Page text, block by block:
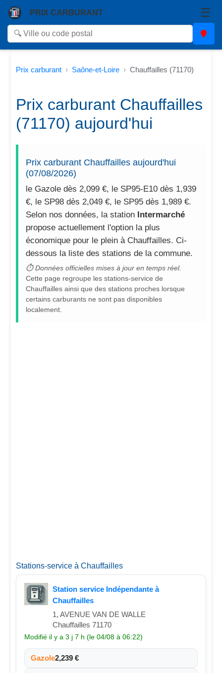
PRIX CARBURANT ☰
Prix carburant Saône-et-Loire Chauffailles (71170)
Prix carburant Chauffailles
(71170) aujourd'hui
Prix carburant Chauffailles aujourd'hui
(07/08/2026)
le Gazole dès 2,099 €, le SP95-E10 dès 1,939
€, le SP98 dès 2,049 €, le SP95 dès 1,989 €.
Selon nos données, la station Intermarché
propose actuellement l'option la plus
économique pour le plein à Chauffailles. Ci-
dessous la liste des stations de la commune.
⏱ Données officielles mises à jour en temps réel.
Cette page regroupe les stations-service de
Chauffailles ainsi que des stations proches lorsque
certains carburants ne sont pas disponibles
localement.
Stations-service à Chauffailles
Station service Indépendante à
Chauffailles
1, AVENUE VAN DE WALLE
Chauffailles 71170
Modifié il y a 3 j 7 h (le 04/08 à 06:22)
Gazole2,239 €